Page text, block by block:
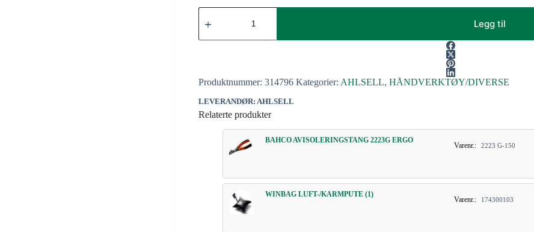
Legg til
Produktnummer:314796 Kategorier:AHLSELL,HÅNDVERKTØY/DIVERSE
LEVERANDØR: AHLSELL
Relaterte produkter
BAHCO AVISOLERINGSTANG 2223G ERGO
Varenr.: 2223 G-150
WINBAG LUFT-/KARMPUTE (1)
Varenr.: 174300103